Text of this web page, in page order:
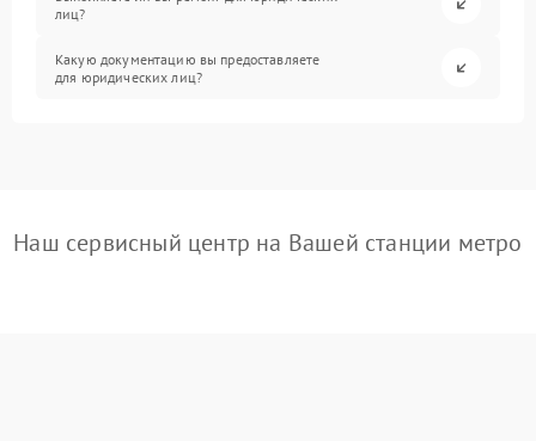
лиц?
Какую документацию вы предоставляете
для юридических лиц?
Наш сервисный центр на Вашей станции метро